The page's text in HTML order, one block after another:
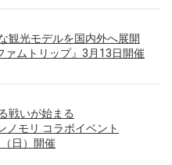
観光モデルを国内外へ展開
ァムトリップ』3月13日開催
戦いが始まる
ノモリ コラボイベント
日）開催